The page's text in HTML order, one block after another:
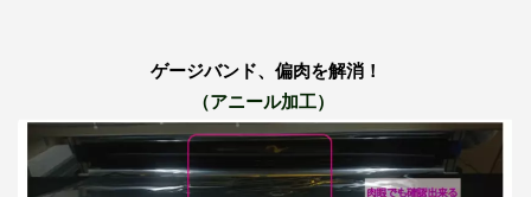
ゲージバンド、偏肉を解消！
（アニール加工）